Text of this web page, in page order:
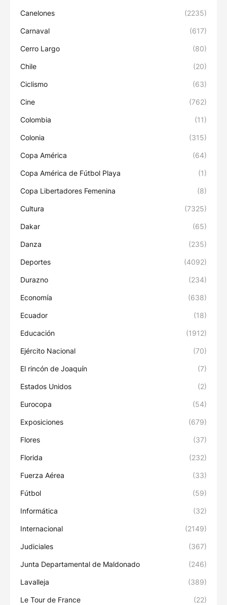
Canelones (2235)
Carnaval (617)
Cerro Largo (80)
Chile (20)
Ciclismo (63)
Cine (762)
Colombia (11)
Colonia (315)
Copa América (64)
Copa América de Fútbol Playa (1)
Copa Libertadores Femenina (8)
Cultura (7325)
Dakar (65)
Danza (235)
Deportes (4092)
Durazno (234)
Economía (638)
Ecuador (18)
Educación (1912)
Ejército Nacional (70)
El rincón de Joaquín (7)
Estados Unidos (2)
Eurocopa (54)
Exposiciones (679)
Flores (37)
Florida (232)
Fuerza Aérea (33)
Fútbol (59)
Informática (32)
Internacional (2149)
Judiciales (367)
Junta Departamental de Maldonado (246)
Lavalleja (389)
Le Tour de France (22)